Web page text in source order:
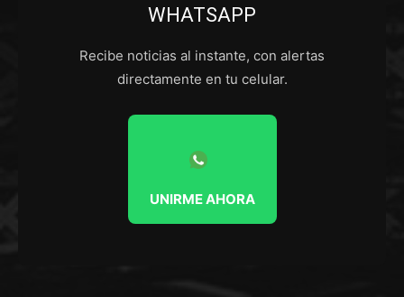
WHATSAPP
Recibe noticias al instante, con alertas
directamente en tu celular.
UNIRME AHORA